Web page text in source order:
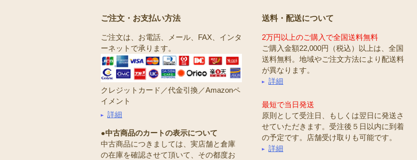
ご注文・お支払い方法
ご注文は、お電話、メール、FAX、インタ
ーネットで承ります。
クレジットカード／代金引換／Amazonペ
イメント
詳細
●中古商品のカートの表示について
中古商品につきましては、実店舗と倉庫
の在庫を確認させて頂いて、その都度お
送料・配送について
2万円以上のご購入で全国送料無料
ご購入金額22,000円（税込）以上は、全国
送料無料。地域やご注文方法により配送料
が異なります。
詳細
最短で当日発送
原則として受注日、もしくは翌日に発送さ
せていただきます。受注後５日以内に到着
の予定です。店舗受け取りも可能です。
詳細